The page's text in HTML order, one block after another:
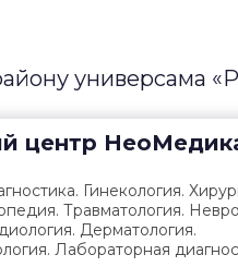
универсама
центр
Гинекология.
Травматология.
Дерматология.
Лабораторная